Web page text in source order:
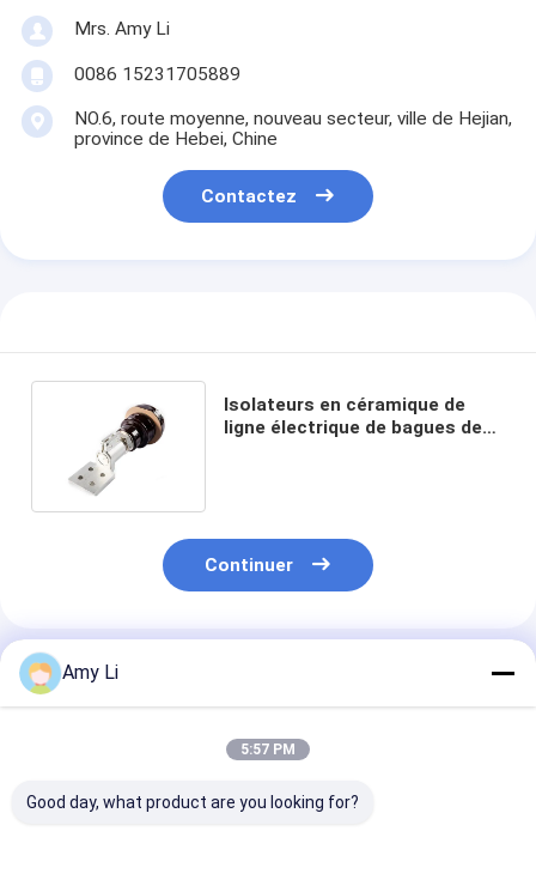
Mrs. Amy Li
0086 15231705889
NO.6, route moyenne, nouveau secteur, ville de Hejian,
province de Hebei, Chine
Contactez
Isolateurs en céramique de
ligne électrique de bagues de
Continuer
Produits Recommandés
Amy Li
5:57 PM
Good day, what product are you looking for?